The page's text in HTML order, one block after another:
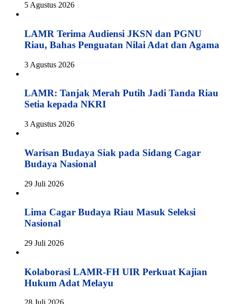
5 Agustus 2026
LAMR Terima Audiensi JKSN dan PGNU
Riau, Bahas Penguatan Nilai Adat dan Agama
3 Agustus 2026
LAMR: Tanjak Merah Putih Jadi Tanda Riau
Setia kepada NKRI
3 Agustus 2026
Warisan Budaya Siak pada Sidang Cagar
Budaya Nasional
29 Juli 2026
Lima Cagar Budaya Riau Masuk Seleksi
Nasional
29 Juli 2026
Kolaborasi LAMR-FH UIR Perkuat Kajian
Hukum Adat Melayu